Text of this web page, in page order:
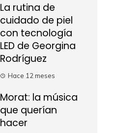
La rutina de
cuidado de piel
con tecnología
LED de Georgina
Rodríguez
Hace 12 meses
Morat: la música
que querían
hacer